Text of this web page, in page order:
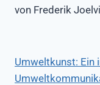
von Frederik
Umweltkunst: Ein